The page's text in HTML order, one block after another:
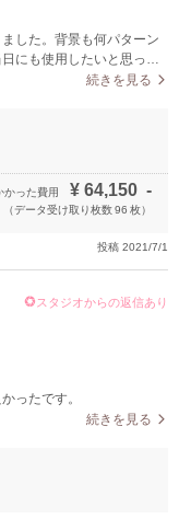
した。背景も何パターン
にも使用したいと思って
続きを見る
かった費用 ¥ 64,150 -
（データ受け取り枚数96 枚）
投稿 2021/7/1
スタジオからの返信あり
ったです。
続きを見る